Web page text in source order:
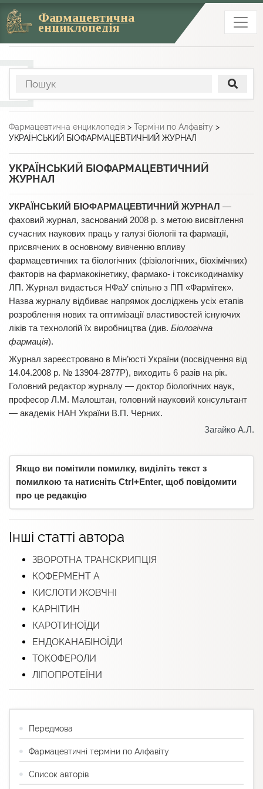
Фармацевтична
енциклопедія
Фармацевтична енциклопедія > Терміни по Алфавіту >
УКРАЇНСЬКИЙ БІОФАРМАЦЕВТИЧНИЙ ЖУРНАЛ
УКРАЇНСЬКИЙ БІОФАРМАЦЕВТИЧНИЙ
ЖУРНАЛ
УКРАЇНСЬКИЙ БІОФАРМАЦЕВТИЧНИЙ ЖУРНАЛ —
фаховий журнал, заснований 2008 р. з метою висвітлення
сучасних наукових праць у галузі біології та фармації,
присвячених в основному вивченню впливу
фармацевтичних та біологічних (фізіологічних, біохімічних)
факторів на фармакокінетику, фармако- і токсикодинаміку
ЛП. Журнал видається НФаУ спільно з ПП «Фармітек».
Назва журналу відбиває напрямок досліджень усіх етапів
розроблення нових та оптимізації властивостей існуючих
ліків та технологій їх виробництва (див. Біологічна
фармація).
Журнал зареєстровано в Мін’юсті України (посвідчення від
14.04.2008 р. № 13904-2877Р), виходить 6 разів на рік.
Головний редактор журналу — доктор біологічних наук,
професор Л.М. Малоштан, головний науковий консультант
— академік НАН України В.П. Черних.
Загайко А.Л.
Якщо ви помітили помилку, виділіть текст з
помилкою та натисніть Ctrl+Enter, щоб повідомити
про це редакцію
Інші статті автора
ЗВОРОТНА ТРАНСКРИПЦІЯ
КОФЕРМЕНТ А
КИСЛОТИ ЖОВЧНІ
КАРНІТИН
КАРОТИНОЇДИ
ЕНДОКАНАБІНОЇДИ
ТОКОФЕРОЛИ
ЛІПОПРОТЕЇНИ
Передмова
Фармацевтичні терміни по Алфавіту
Список авторів